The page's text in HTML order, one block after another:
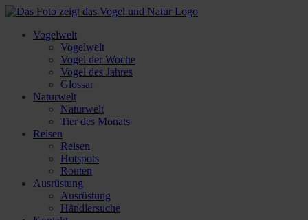
Vogelwelt
Vogelwelt
Vogel der Woche
Vogel des Jahres
Glossar
Naturwelt
Naturwelt
Tier des Monats
Reisen
Reisen
Hotspots
Routen
Ausrüstung
Ausrüstung
Händlersuche